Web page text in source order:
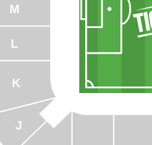
J
K
L
M